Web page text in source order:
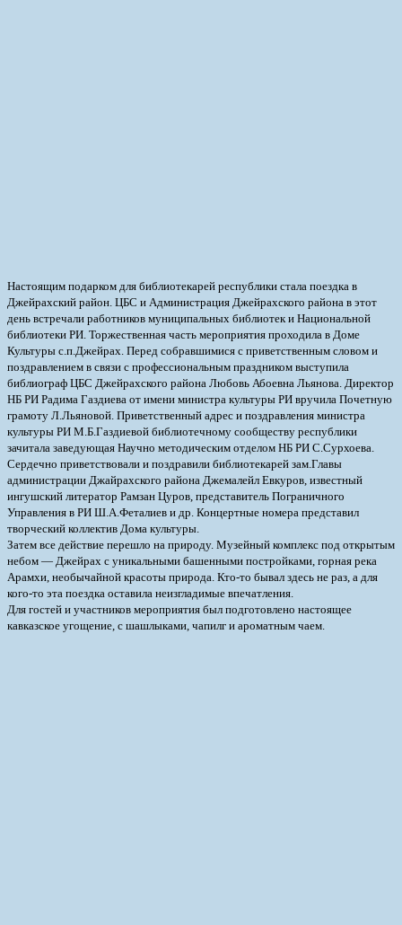
Настоящим подарком для библиотекарей республики стала поездка в
Джейрахский район. ЦБС и Администрация Джейрахского района в этот
день встречали работников муниципальных библиотек и Национальной
библиотеки РИ. Торжественная часть мероприятия проходила в Доме
Культуры с.п.Джейрах. Перед собравшимися с приветственным словом и
поздравлением в связи с профессиональным праздником выступила
библиограф ЦБС Джейрахского района Любовь Абоевна Льянова. Директор
НБ РИ Радима Газдиева от имени министра культуры РИ вручила Почетную
грамоту Л.Льяновой. Приветственный адрес и поздравления министра
культуры РИ М.Б.Газдиевой библиотечному сообществу республики
зачитала заведующая Научно методическим отделом НБ РИ С.Сурхоева.
Сердечно приветствовали и поздравили библиотекарей зам.Главы
администрации Джайрахского района Джемалейл Евкуров, известный
ингушский литератор Рамзан Цуров, представитель Пограничного
Управления в РИ Ш.А.Феталиев и др. Концертные номера представил
творческий коллектив Дома культуры.
Затем все действие перешло на природу. Музейный комплекс под открытым
небом — Джейрах с уникальными башенными постройками, горная река
Арамхи, необычайной красоты природа. Кто-то бывал здесь не раз, а для
кого-то эта поездка оставила неизгладимые впечатления.
Для гостей и участников мероприятия был подготовлено настоящее
кавказское угощение, с шашлыками, чапилг и ароматным чаем.